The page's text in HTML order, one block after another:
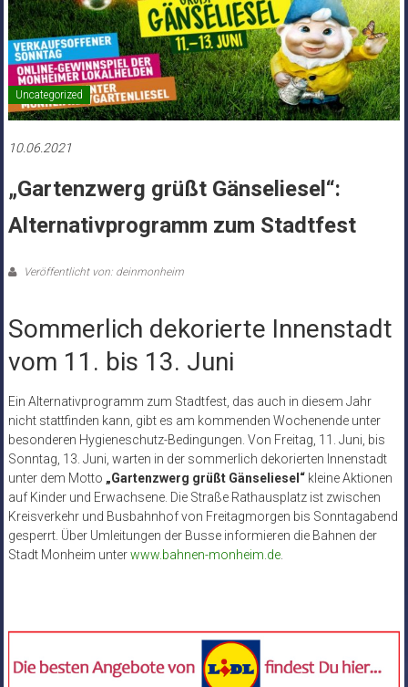
Uncategorized
10.06.2021
„Gartenzwerg grüßt Gänseliesel“:
Alternativprogramm zum Stadtfest
Veröffentlicht von: deinmonheim
Sommerlich dekorierte Innenstadt
vom 11. bis 13. Juni
Ein Alternativprogramm zum Stadtfest, das auch in diesem Jahr
nicht stattfinden kann, gibt es am kommenden Wochenende unter
besonderen Hygieneschutz-Bedingungen. Von Freitag, 11. Juni, bis
Sonntag, 13. Juni, warten in der sommerlich dekorierten Innenstadt
unter dem Motto „Gartenzwerg grüßt Gänseliesel“kleine Aktionen
auf Kinder und Erwachsene. Die Straße Rathausplatz ist zwischen
Kreisverkehr und Busbahnhof von Freitagmorgen bis Sonntagabend
gesperrt. Über Umleitungen der Busse informieren die Bahnen der
Stadt Monheim unterwww.bahnen-monheim.de.